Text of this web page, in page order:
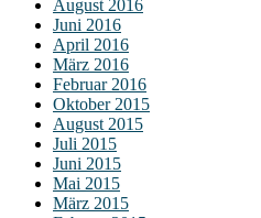
August 2016
Juni 2016
April 2016
März 2016
Februar 2016
Oktober 2015
August 2015
Juli 2015
Juni 2015
Mai 2015
März 2015